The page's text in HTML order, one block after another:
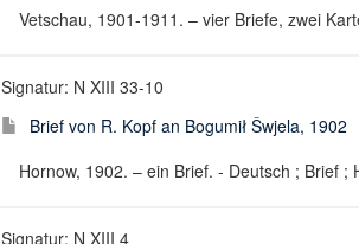
Vetschau, 1901-1911. – vier Briefe, zwei
Signatur: N XIII 33-10
Brief von R. Kopf an Bogumił Šwjela, 1902
Hornow, 1902. – ein Brief. - Deutsch ; Brief ;
Signatur: N XIII 4